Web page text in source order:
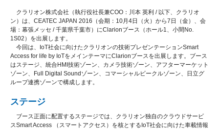
クラリオン株式会社（執行役社長兼COO：川本 英利 / 以下、クラリオ
ン）は、CEATEC JAPAN 2016（会期：10月4日（火）から7日（金）、会
場：幕張メッセ / 千葉県千葉市）にClarionブース（ホール1、小間No.
1S02）を出展します。
今回は、IoT社会に向けたクラリオンの技術プレゼンテーションSmart
Access for life by IoTをメインテーマにClarionブースを出展します。ブース
はステージ、統合HMI技術ゾーン、カメラ技術ゾーン、アフターマーケット
ゾーン、Full Digital Soundゾーン、コマーシャルビークルゾーン、日立グ
ループ連携ゾーンで構成します。
ステージ
ブース正面に配置するステージでは、クラリオン独自のクラウドサービ
スSmart Access （スマートアクセス）を核とするIoT社会に向けた車載情報